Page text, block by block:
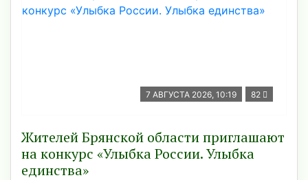
7 АВГУСТА 2026, 10:19 82
Жителей Брянской области приглашают
на конкурс «Улыбка России. Улыбка
единства»